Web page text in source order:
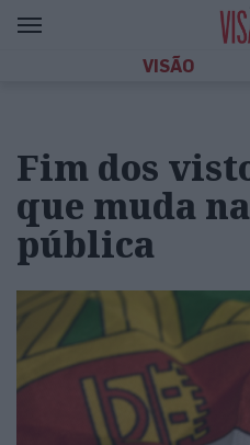
VISÃO
Fim dos
que muda
pública